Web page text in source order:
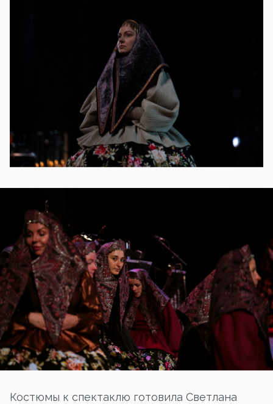
Костюмы к спектаклю готовила Светлана